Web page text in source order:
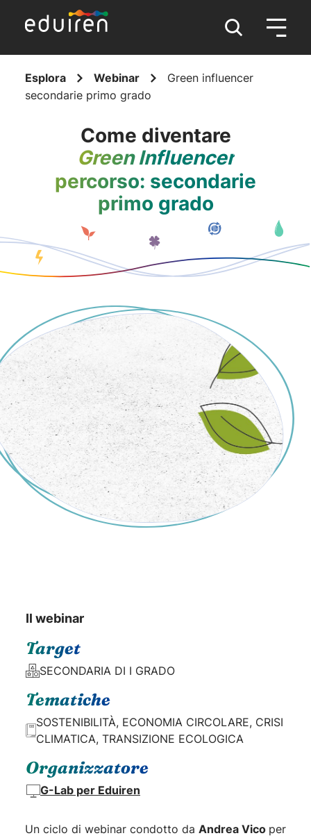
Esplora Webinar
Green influencer
secondarie primo grado
Come diventare
Green Influencer
percorso: secondarie
primo grado
Il webinar
Target
SECONDARIA DI I GRADO
Tematiche
SOSTENIBILITÀ, ECONOMIA CIRCOLARE, CRISI
CLIMATICA, TRANSIZIONE ECOLOGICA
Organizzatore
G-Lab per Eduiren
Un ciclo di webinar condotto da Andrea Vico per